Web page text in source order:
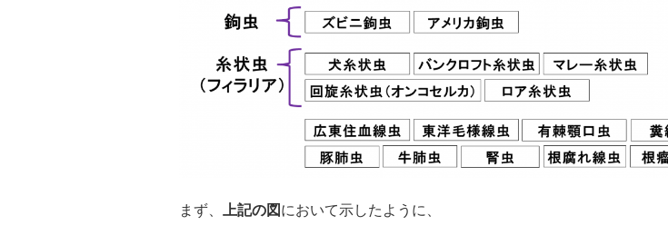
まず、 上記の図 において示したように、